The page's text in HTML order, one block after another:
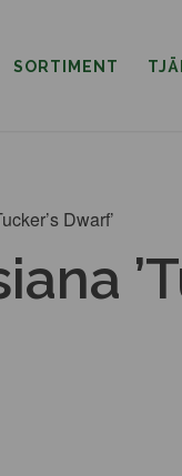
SORTIMENT
Dwarf’